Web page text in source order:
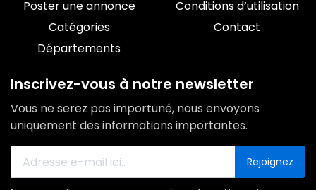
Poster une annonce
Catégories
Départements
Conditions d’utilisation
Contact
Inscrivez-vous à notre newsletter
Vous ne serez pas importuné, nous envoyons
uniquement des informations importantes.
Rejoignez